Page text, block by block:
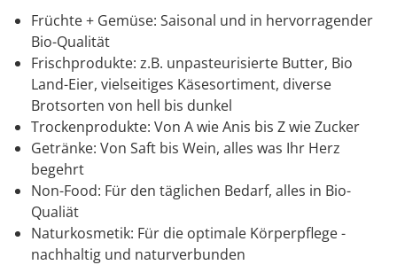
Früchte + Gemüse: Saisonal und in hervorragender
Bio-Qualität
Frischprodukte: z.B. unpasteurisierte Butter, Bio
Land-Eier, vielseitiges Käsesortiment, diverse
Brotsorten von hell bis dunkel
Trockenprodukte: Von A wie Anis bis Z wie Zucker
Getränke: Von Saft bis Wein, alles was Ihr Herz
begehrt
Non-Food: Für den täglichen Bedarf, alles in Bio-
Qualiät
Naturkosmetik: Für die optimale Körperpflege -
nachhaltig und naturverbunden